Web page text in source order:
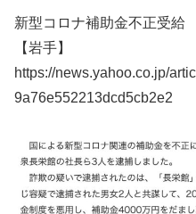
新型コロナ補助金不正受
【岩手】
https://news.yahoo.co.jp/
9a76e552213dcd5cb2e2